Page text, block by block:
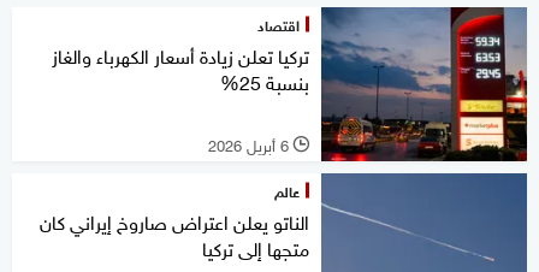
اقتصاد
تركيا تعلن زيادة أسعار الكهرباء والغاز
بنسبة 25%
l 6 أبريل 2026
عالم
الناتو يعلن اعتراض صاروخ إيراني كان
متجها إلى تركيا